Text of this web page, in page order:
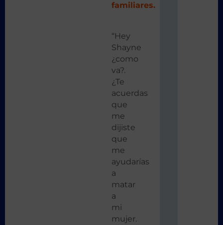
familiares.
“Hey
Shayne
¿como
va?.
¿Te
acuerdas
que
me
dijiste
que
me
ayudarías
a
matar
a
mi
mujer.